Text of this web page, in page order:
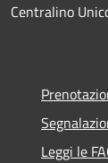
Centralino
Leggi le